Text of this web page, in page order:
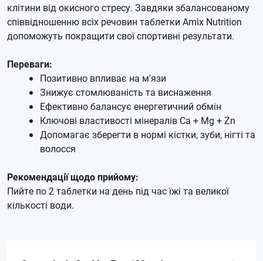
клітини від окисного стресу. Завдяки збалансованому
співвідношенню всіх речовин таблетки Amix Nutrition
допоможуть покращити свої спортивні результати.
Переваги:
Позитивно впливає на м'язи
Знижує стомлюваність та виснаження
Ефективно балансує енергетичний обмін
Ключові властивості мінералів Ca + Mg + Zn
Допомагає зберегти в нормі кістки, зуби, нігті та
волосся
Рекомендації щодо прийому:
Пийте по 2 таблетки на день під час їжі та великої
кількості води.